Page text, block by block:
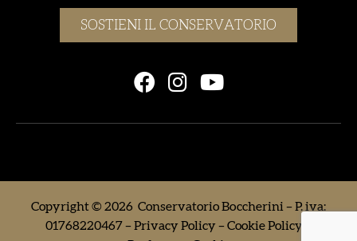
SOSTIENI IL CONSERVATORIO
Copyright © 2026 Conservatorio Boccherini – P. iva:
01768220467 –Privacy Policy–Cookie Policy